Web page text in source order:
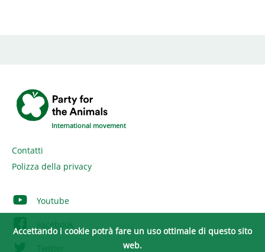
International movement
Contatti
Polizza della privacy
Youtube
Facebook
Twitter
Accettando i cookie potrà fare un uso ottimale di questo sito
web.